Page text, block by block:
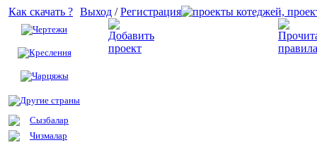
Как скачать ?
Чертежи
Креслення
Чарцяжы
Другие страны
Сызбалар
Чизмалар
Выход /Регистрация